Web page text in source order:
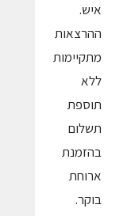
איש.
ההרצאות
מתקיימות
ללא
תוספת
תשלום
בהזמנת
ארוחת
בוקר.